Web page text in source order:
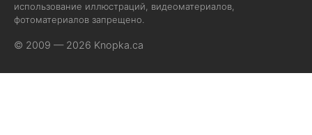
использование иллюстраций, видеоматериалов,
фотоматериалов запрещено.
© 2009 — 2026 Knopka.ca